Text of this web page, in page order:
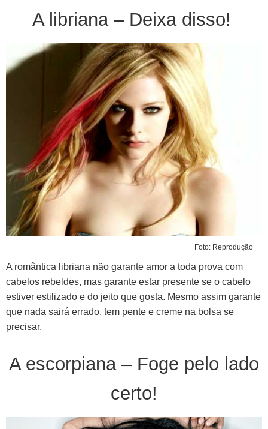
A libriana – Deixa disso!
Foto: Reprodução
A romântica libriana não garante amor a toda prova com
cabelos rebeldes, mas garante estar presente se o cabelo
estiver estilizado e do jeito que gosta. Mesmo assim garante
que nada sairá errado, tem pente e creme na bolsa se
precisar.
A escorpiana – Foge pelo lado
certo!